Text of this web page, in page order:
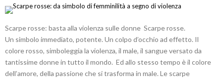
Scarpe rosse: basta alla violenza sulle donne Scarpe rosse.
Un simbolo immediato, potente. Un colpo d’occhio ad effetto. Il
colore rosso, simboleggia la violenza, il male, il sangue versato da
tantissime donne in tutto il mondo. Ed allo stesso tempo è il colore
dell’amore, della passione che si trasforma in male. Le scarpe